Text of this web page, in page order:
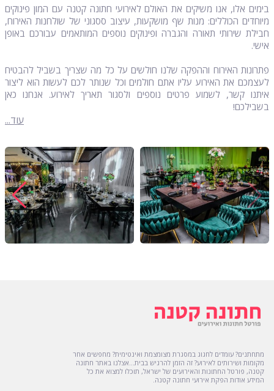
בימים אלו, אנו משיקים את האולם לאירועי חתונה קטנה עם המון פינוקים
מיוחדים הכוללים: מנות שף מושקעות, עיצוב ססגוני של שולחנות האירוח,
חבילת שירותי תאורה והגברה ופינוקים נוספים המותאמים עבורכם באופן
אישי.
פתרונות האירוח וההפקה שלנו חולשים על כל מה שצריך בשביל להבטיח
לעצמכם את האירוע עליו אתם חולמים וכל שנותר לכם לעשות הוא ליצור
איתנו קשר, לשמוע פרטים נוספים ולסגור תאריך לאירוע. אנחנו כאן
בשבילכם!
עוד...
מתחתנים? עומדים לחגוג במסגרת מצומצמת ואינטימית? מחפשים אחר
מקומות ושירותים לאירוע? זה הזמן להרגיש בבית...אצלנו באתר חתונה
קטנה, פורטל החתונות והאירועים של ישראל, תוכלו למצוא את כל
המידע אודות הפקת אירועי חתונה קטנה.